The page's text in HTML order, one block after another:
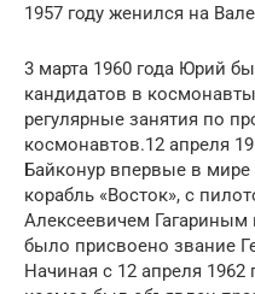
1957 году женился на
3 марта 1960 года Юрий
кандидатов в
регулярные занятия по
космонавтов.12 апреля
Байконур впервые в мире
корабль «Восток», с
Алексеевичем Гагариным
было присвоено звание
Начиная с 12 апреля 1962